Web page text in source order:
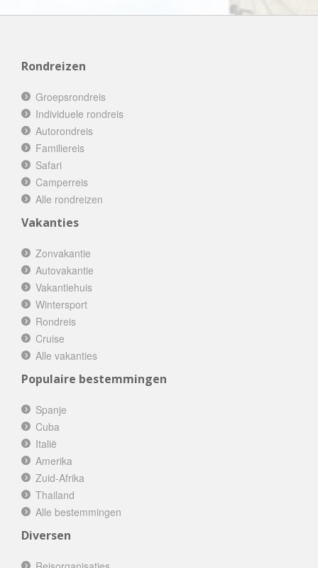
Rondreizen
Groepsrondreis
Individuele rondreis
Autorondreis
Familiereis
Safari
Camperreis
Alle rondreizen
Vakanties
Zonvakantie
Autovakantie
Vakantiehuis
Wintersport
Rondreis
Cruise
Alle vakanties
Populaire bestemmingen
Spanje
Cuba
Italië
Amerika
Zuid-Afrika
Thailand
Alle bestemmingen
Diversen